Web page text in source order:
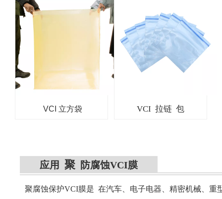
VCI 立方袋 VCI 拉链 包
应用 聚 防腐蚀VCI膜
聚腐蚀保护VCI膜是 在汽车、电子电器、精密机械、重